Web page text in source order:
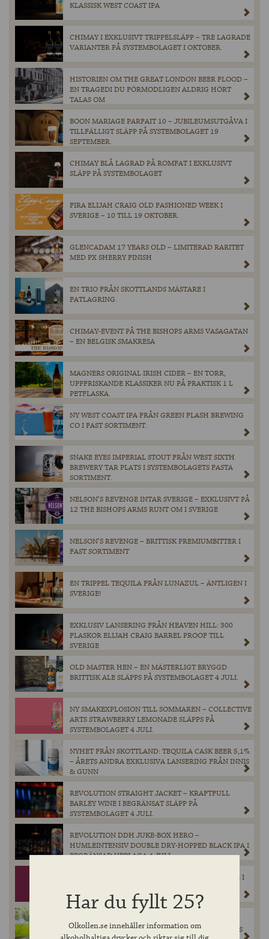
KLASSISK WEST COAST IPA
CHIMAY I EXKLUSIVT TRIPPELSLÄPP – TRE LAGRADE
VARIANTER PÅ SYSTEMBOLAGET I OKTOBER.
HISTORIEN OM THE GREAT LONDON BEER FLOOD –
EN TRAGEDI DU FÖRMODLIGEN ALDRIG HÖRT
TALAS OM
BOON MARIAGE PARFAIT 10 – JUBILEUMSUTGÅVA I
TILLFÄLLIGT SLÄPP PÅ SYSTEMBOLAGET 19
SEPTEMBER.
CHIMAY BLÅ LAGRAD PÅ ROMFAT I EXKLUSIVT
SLÄPP PÅ SYSTEMBOLAGET
FIRA ELIJAH CRAIG OLD FASHIONED WEEK I
SVERIGE – 10 TILL 19 OKTOBER.
GLENCADAM 17 YEARS OLD – LIMITERAD RARITET
MED PX SHERRY FINISH
EN TRIO FRÅN SKOTTLANDS MÄSTARE I
FATLAGRING.
CHIMAY-EVENT PÅ THE BISHOPS ARMS VASAGATAN
– EN BELGISK SMAKRESA
MAGNERS ORIGINAL IRISH CIDER – EN TORR,
UPPFRISKANDE KLASSIKER NU PÅ PRAKTISK 1 L
PETFLASKA.
NY WEST COAST IPA FRÅN GREEN FLASH BREWING
CO I FAST SORTIMENT.
SNAKE EYES IMPERIAL STOUT FRÅN WEST SIXTH
BREWERY TAR PLATS I SYSTEMBOLAGETS FASTA
SORTIMENT.
NELSON’S REVENGE INTAR SVERIGE – EXKLUSIVT PÅ
12 THE BISHOPS ARMS RUNT OM I SVERIGE
NELSON’S REVENGE – BRITTISK PREMIUMBITTER I
FAST SORTIMENT
EN TRIPPEL TEQUILA FRÅN LUNAZUL – ÄNTLIGEN I
SVERIGE!
EXKLUSIV LANSERING FRÅN HEAVEN HILL: 300
FLASKOR ELIJAH CRAIG BARREL PROOF TILL
SVERIGE
OLD MASTER HEN – EN MÄSTERLIGT BRYGGD
BRITTISK ALE SLÄPPS PÅ SYSTEMBOLAGET 4 JULI.
NY SMAKEXPLOSION TILL SOMMAREN – COLLECTIVE
ARTS STRAWBERRY LEMONADE SLÄPPS PÅ
SYSTEMBOLAGET 4 JULI.
NYHET FRÅN SKOTTLAND: TEQUILA CASK BEER 5,1%
– ÅRETS ANDRA EXKLUSIVA LANSERING FRÅN INNIS
& GUNN
REVOLUTION STRAIGHT JACKET – KRAFTFULL
BARLEY WINE I BEGRÄNSAT SLÄPP PÅ
SYSTEMBOLAGET 4 JULI.
REVOLUTION DDH JUKE-BOX HERO –
HUMLEINTENSIV DOUBLE DRY-HOPPED BLACK IPA I
BEGRÄNSAD UPPLAGA 4 JULI.
HOBGOBLIN RUBY BEER – KLASSISK ENGELSK ALE I
SYSTEMBOLAGET 2 JUNI.
PRISVÄRDA ZUBR GRADUS NU I SYSTEMBOLAGETS
Har du fyllt 25?
Olkollen.se innehåller information om